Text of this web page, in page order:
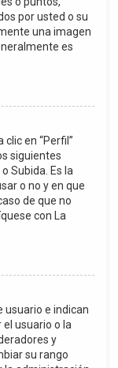
por usted o su
una imagen
es
clic en “Perfil”
siguientes
Subida. Es la
o no y en que
de que no
con La
usuario e indican
el usuario o la
y
su rango